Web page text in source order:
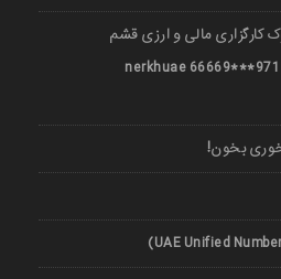
مالی و ارزی قشم
501036018 | 971***77739 | 971***66669 nerkhuae
بخون!